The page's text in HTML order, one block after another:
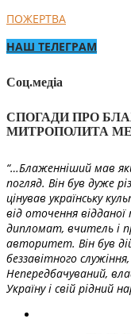
ПОЖЕРТВА
НАШ ТЕЛЕГРАМ
Соц.медіа
СПОГАДИ ПРО
МИТРОПОЛИТА
“…Блаженніший мав
погляд. Він був дуже
цінував українську
від оточення
дипломат, вчитель і
авторитет. Він був
беззавітного
Непередбачуваний,
Україну і свій рідний